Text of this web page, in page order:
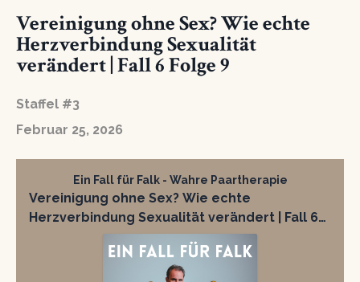
Vereinigung ohne Sex? Wie echte
Herzverbindung Sexualität
verändert | Fall 6 Folge 9
Staffel #3
Februar 25, 2026